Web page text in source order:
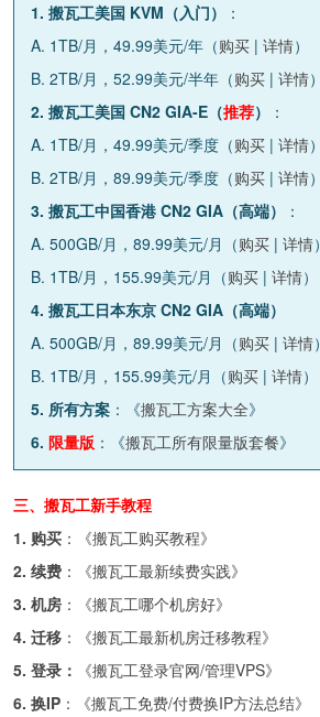
1. 搬瓦工美国 KVM（入门）
：
A. 1TB/月，49.99美元/年（购买 | 详情）
B. 2TB/月，52.99美元/半年（购买 | 详情）
2. 搬瓦工美国 CN2 GIA-E（推荐）
：
A. 1TB/月，49.99美元/季度（购买 | 详情）
B. 2TB/月，89.99美元/季度（购买 | 详情）
3. 搬瓦工中国香港 CN2 GIA（高端）
：
A. 500GB/月，89.99美元/月（购买 | 详情）
B. 1TB/月，155.99美元/月（购买 | 详情）
4. 搬瓦工日本东京 CN2 GIA（高端）
A. 500GB/月，89.99美元/月（购买 | 详情）
B. 1TB/月，155.99美元/月（购买 | 详情）
5. 所有方案 ：《搬瓦工方案大全》
6. 限量版 ：《搬瓦工所有限量版套餐》
三、搬瓦工新手教程
1. 购买 ：《搬瓦工购买教程》
2. 续费 ：《搬瓦工最新续费实践》
3. 机房 ：《搬瓦工哪个机房好》
4. 迁移 ：《搬瓦工最新机房迁移教程》
5. 登录：
《搬瓦工登录官网/管理VPS》
6. 换IP ：《搬瓦工免费/付费换IP方法总结》